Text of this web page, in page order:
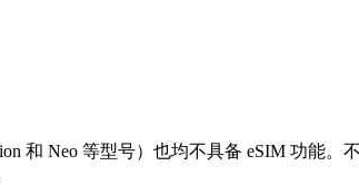
和 Neo 等型号）也均不具备 eSIM 功能。